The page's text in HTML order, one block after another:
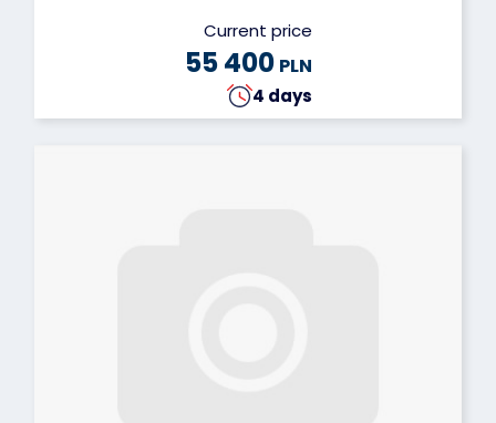
Current price
55 400 PLN
4 days